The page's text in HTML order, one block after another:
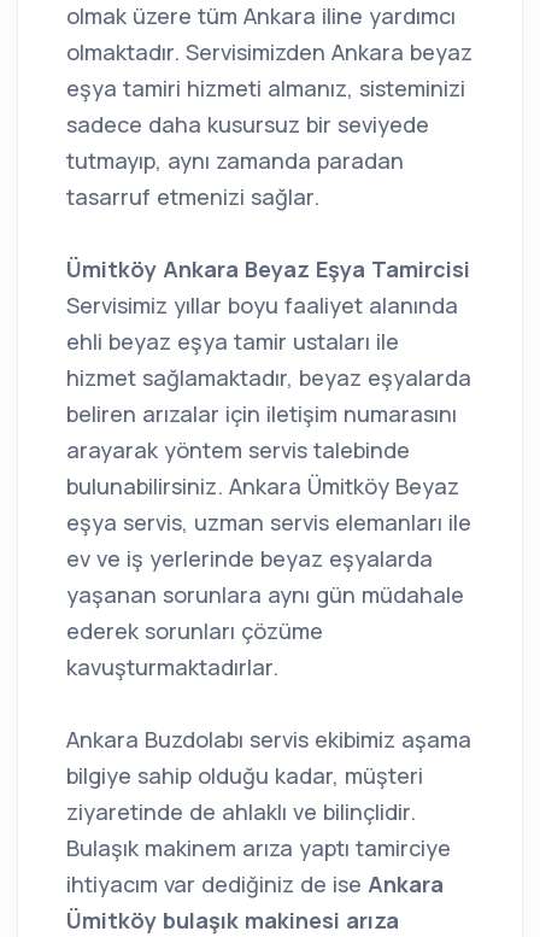
olmak üzere tüm Ankara iline yardımcı
olmaktadır. Servisimizden Ankara beyaz
eşya tamiri hizmeti almanız, sisteminizi
sadece daha kusursuz bir seviyede
tutmayıp, aynı zamanda paradan
tasarruf etmenizi sağlar.
Ümitköy Ankara Beyaz Eşya Tamircisi
Servisimiz yıllar boyu faaliyet alanında
ehli beyaz eşya tamir ustaları ile
hizmet sağlamaktadır, beyaz eşyalarda
beliren arızalar için iletişim numarasını
arayarak yöntem servis talebinde
bulunabilirsiniz. Ankara Ümitköy Beyaz
eşya servis, uzman servis elemanları ile
ev ve iş yerlerinde beyaz eşyalarda
yaşanan sorunlara aynı gün müdahale
ederek sorunları çözüme
kavuşturmaktadırlar.
Ankara Buzdolabı servis ekibimiz aşama
bilgiye sahip olduğu kadar, müşteri
ziyaretinde de ahlaklı ve bilinçlidir.
Bulaşık makinem arıza yaptı tamirciye
ihtiyacım var dediğiniz de ise Ankara
Ümitköy bulaşık makinesi arıza